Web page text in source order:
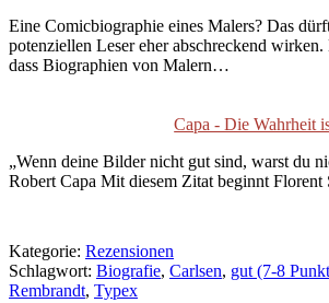
Eine Comicbiographie eines Malers? Das
potenziellen Leser eher abschreckend
dass Biographien von Malern…
Capa - Die Wahrheit
„Wenn deine Bilder nicht gut sind, warst du
Robert Capa Mit diesem Zitat beginnt
Kategorie: Rezensionen
Schlagwort: Biografie, Carlsen, gut (7-8
Rembrandt, Typex